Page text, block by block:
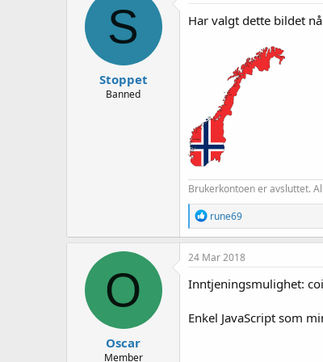
S
Stoppet
Banned
Har valgt dette bildet
Brukerkontoen er avsluttet.
R
e
a
k
j
o
e
rune69
O
Oscar
Member
24 Mar 2018
Inntjeningsmulighet:
Enkel JavaScript som